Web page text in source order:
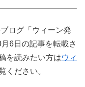
ログ「ウィーン発
6日の記事を転載さ
を読みたい方はウィ
ください。